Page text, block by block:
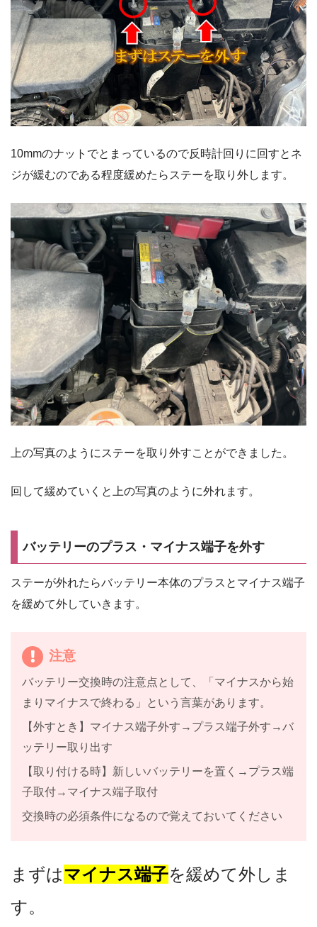
10mmのナットでとまっているので反時計回りに回すとネ
ジが緩むのである程度緩めたらステーを取り外します。
上の写真のようにステーを取り外すことができました。
回して緩めていくと上の写真のように外れます。
バッテリーのプラス・マイナス端子を外す
ステーが外れたらバッテリー本体のプラスとマイナス端子
を緩めて外していきます。
注意
バッテリー交換時の注意点として、「マイナスから始
まりマイナスで終わる」という言葉があります。
【外すとき】マイナス端子外す→プラス端子外す→バ
ッテリー取り出す
【取り付ける時】新しいバッテリーを置く→プラス端
子取付→マイナス端子取付
交換時の必須条件になるので覚えておいてください
まずはマイナス端子を緩めて外しま
す。